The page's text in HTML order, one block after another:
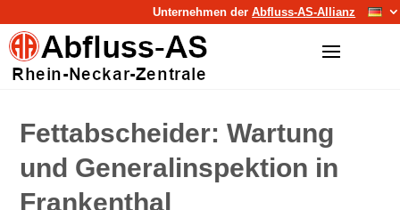
Unternehmen derAbfluss-AS-Allianz
Fettabscheider: Wartung
und Generalinspektion in
Frankenthal